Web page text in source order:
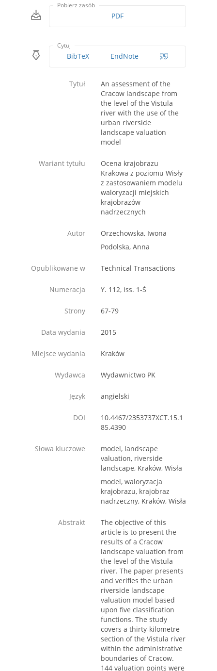
Pobierz zasób
PDF
Cytuj
BibTeX EndNote
Tytuł
An assessment of the
Cracow landscape from
the level of the Vistula
river with the use of the
urban riverside
landscape valuation
model
Wariant tytułu
Ocena krajobrazu
Krakowa z poziomu Wisły
z zastosowaniem modelu
waloryzacji miejskich
krajobrazów
nadrzecznych
Autor
Orzechowska, Iwona
Podolska, Anna
Opublikowane w Technical Transactions
Numeracja Y. 112, iss. 1-Ś
Strony 67-79
Data wydania 2015
Miejsce wydania Kraków
Wydawca Wydawnictwo PK
Język angielski
DOI
10.4467/2353737XCT.15.1
85.4390
Słowa kluczowe
model, landscape
valuation, riverside
landscape, Kraków, Wisła
model, waloryzacja
krajobrazu, krajobraz
nadrzeczny, Kraków, Wisła
Abstrakt
The objective of this
article is to present the
results of a Cracow
landscape valuation from
the level of the Vistula
river. The paper presents
and verifies the urban
riverside landscape
valuation model based
upon five classification
functions. The study
covers a thirty-kilometre
section of the Vistula river
within the administrative
boundaries of Cracow.
144 valuation points were